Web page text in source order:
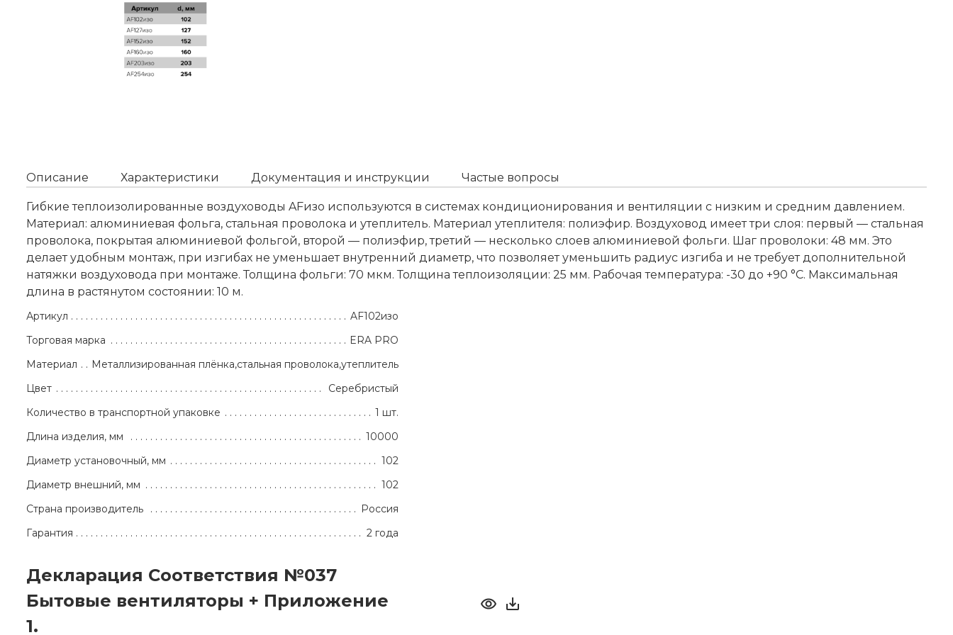
Описание Характеристики Документация и инструкции Частые вопросы
Гибкие теплоизолированные воздуховоды AFизо используются в системах кондиционирования и вентиляции с низким и средним давлением.
Материал: алюминиевая фольга, стальная проволока и утеплитель. Материал утеплителя: полиэфир. Воздуховод имеет три слоя: первый — стальная
проволока, покрытая алюминиевой фольгой, второй — полиэфир, третий — несколько слоев алюминиевой фольги. Шаг проволоки: 48 мм. Это
делает удобным монтаж, при изгибах не уменьшает внутренний диаметр, что позволяет уменьшить радиус изгиба и не требует дополнительной
натяжки воздуховода при монтаже. Толщина фольги: 70 мкм. Толщина теплоизоляции: 25 мм. Рабочая температура: -30 до +90 °С. Максимальная
длина в растянутом состоянии: 10 м.
Артикул
AF102изо
Торговая марка
ERA PRO
Материал
Металлизированная плёнка,стальная проволока,утеплитель
Цвет
Серебристый
Количество в транспортной упаковке
1 шт.
Длина изделия, мм
10000
Диаметр установочный, мм
102
Диаметр внешний, мм
102
Страна производитель
Россия
Гарантия
2 года
Декларация Соответствия №037
Бытовые вентиляторы + Приложение
1.